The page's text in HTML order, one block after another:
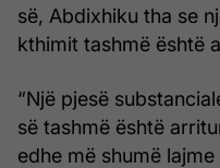
së, Abdixhiku tha se
kthimit tashmë është
“Një pjesë
së tashmë është
edhe më shumë